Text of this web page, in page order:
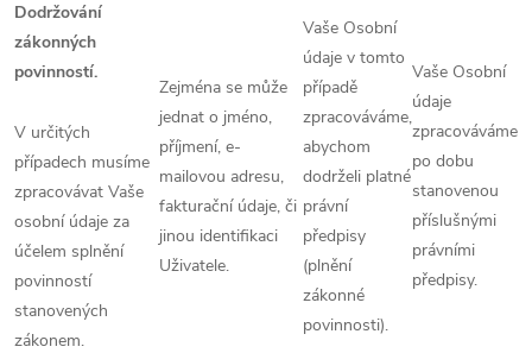
Dodržování
zákonných
povinností.
V určitých
případech musíme
zpracovávat Vaše
osobní údaje za
účelem splnění
povinností
stanovených
zákonem.
Zejména se může
jednat o jméno,
příjmení, e-
mailovou adresu,
fakturační údaje, či
jinou identifikaci
Uživatele.
Vaše Osobní
údaje v tomto
případě
zpracováváme,
abychom
dodrželi platné
právní
předpisy
(plnění
zákonné
povinnosti).
Vaše Osobní
údaje
zpracováváme
po dobu
stanovenou
příslušnými
právními
předpisy.